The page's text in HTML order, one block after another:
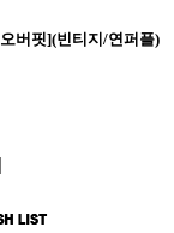
버핏](빈티지/연퍼플)